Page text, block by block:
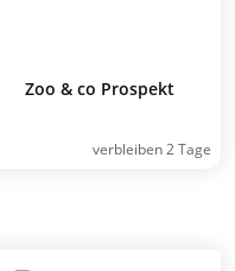
Zoo & co Prospekt
verbleiben 2 Tage